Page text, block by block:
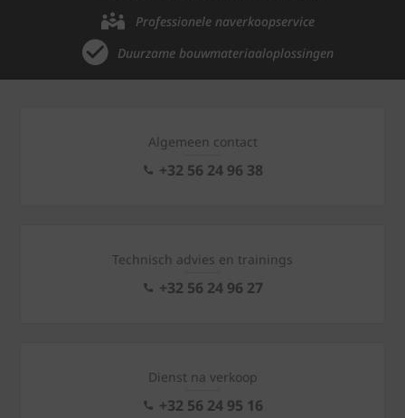
Professionele naverkoopservice
Duurzame bouwmateriaaloplossingen
Algemeen contact
+32 56 24 96 38
Technisch advies en trainings
+32 56 24 96 27
Dienst na verkoop
+32 56 24 95 16